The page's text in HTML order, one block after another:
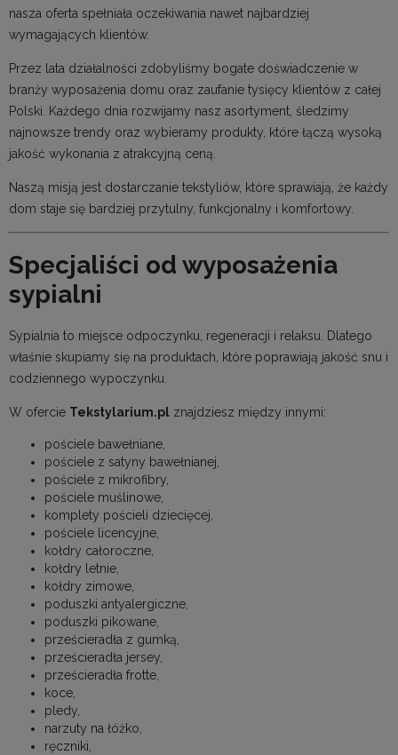
nasza oferta spełniała oczekiwania nawet najbardziej
wymagających klientów.
Przez lata działalności zdobyliśmy bogate doświadczenie w
branży wyposażenia domu oraz zaufanie tysięcy klientów z całej
Polski. Każdego dnia rozwijamy nasz asortyment, śledzimy
najnowsze trendy oraz wybieramy produkty, które łączą wysoką
jakość wykonania z atrakcyjną ceną.
Naszą misją jest dostarczanie tekstyliów, które sprawiają, że każdy
dom staje się bardziej przytulny, funkcjonalny i komfortowy.
Specjaliści od wyposażenia
sypialni
Sypialnia to miejsce odpoczynku, regeneracji i relaksu. Dlatego
właśnie skupiamy się na produktach, które poprawiają jakość snu i
codziennego wypoczynku.
W ofercie Tekstylarium.pl znajdziesz między innymi:
pościele bawełniane,
pościele z satyny bawełnianej,
pościele z mikrofibry,
pościele muślinowe,
komplety pościeli dziecięcej,
pościele licencyjne,
kołdry całoroczne,
kołdry letnie,
kołdry zimowe,
poduszki antyalergiczne,
poduszki pikowane,
prześcieradła z gumką,
prześcieradła jersey,
prześcieradła frotte,
koce,
pledy,
narzuty na łóżko,
ręczniki,